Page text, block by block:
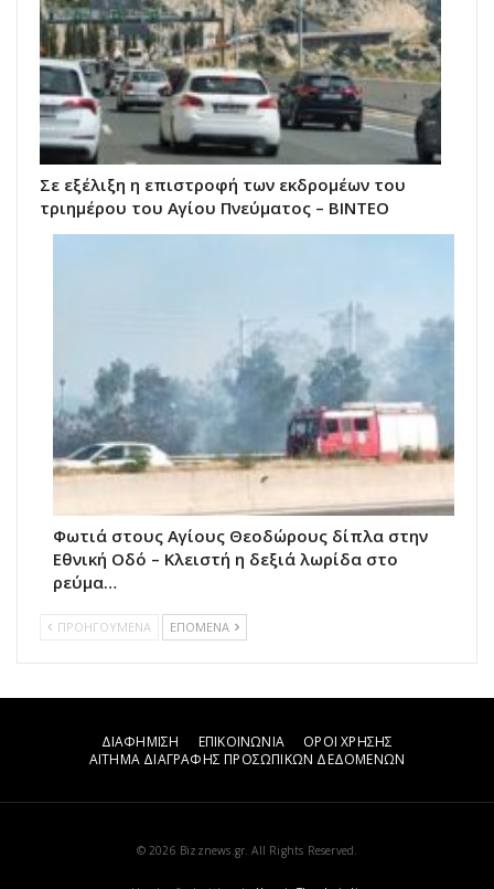
Σε εξέλιξη η επιστροφή των εκδρομέων του
τριημέρου του Αγίου Πνεύματος – ΒΙΝΤΕΟ
Φωτιά στους Αγίους Θεοδώρους δίπλα στην
Εθνική Οδό – Κλειστή η δεξιά λωρίδα στο
ρεύμα…
ΠΡΟΗΓΟΥΜΕΝΑ ΕΠΟΜΕΝΑ
ΔΙΑΦΗΜΙΣΗ ΕΠΙΚΟΙΝΩΝΙΑ
ΟΡΟΙ ΧΡΗΣΗΣ
ΑΙΤΗΜΑ ΔΙΑΓΡΑΦΗΣ ΠΡΟΣΩΠΙΚΩΝ ΔΕΔΟΜΕΝΩΝ
© 2026 Bizznews.gr. All Rights Reserved.